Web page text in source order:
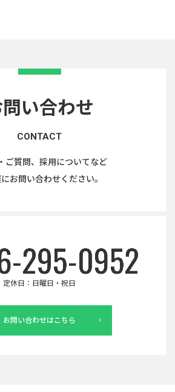
い合わせ
CONTACT
ご質問、採用についてなど
お問い合わせください。
定休日：日曜日・祝日
お問い合わせはこちら